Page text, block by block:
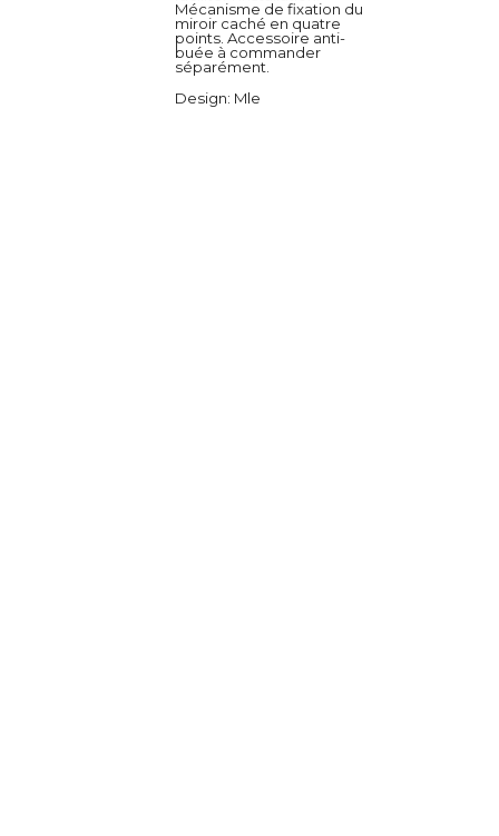
Mécanisme de fixation du
miroir caché en quatre
points. Accessoire anti-
buée à commander
séparément.
Design: Mle